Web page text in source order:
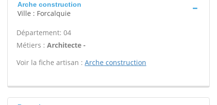
Arche construction
Ville : Forcalquie
Département: 04
Métiers : Architecte -
Voir la fiche artisan : Arche construction